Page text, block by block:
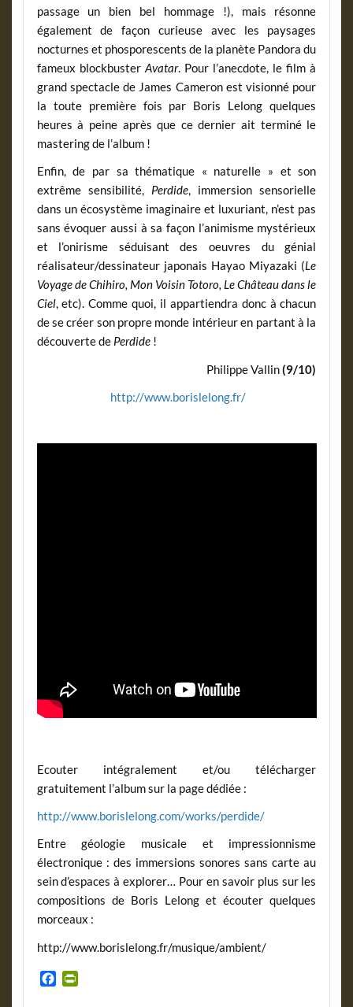
passage un bien bel hommage !), mais résonne
également de façon curieuse avec les paysages
nocturnes et phosporescents de la planète Pandora du
fameux blockbuster Avatar. Pour l’anecdote, le film à
grand spectacle de James Cameron est visionné pour
la toute première fois par Boris Lelong quelques
heures à peine après que ce dernier ait terminé le
mastering de l’album !
Enfin, de par sa thématique « naturelle » et son
extrême sensibilité, Perdide, immersion sensorielle
dans un écosystème imaginaire et luxuriant, n’est pas
sans évoquer aussi à sa façon l’animisme mystérieux
et l’onirisme séduisant des oeuvres du génial
réalisateur/dessinateur japonais Hayao Miyazaki (Le
Voyage de Chihiro, Mon Voisin Totoro, Le Château dans le
Ciel, etc). Comme quoi, il appartiendra donc à chacun
de se créer son propre monde intérieur en partant à la
découverte de Perdide!
Philippe Vallin(9/10)
http://www.borislelong.fr/
Ecouter intégralement et/ou télécharger
gratuitement l’album sur la page dédiée :
http://www.borislelong.com/works/perdide/
Entre géologie musicale et impressionnisme
électronique : des immersions sonores sans carte au
sein d’espaces à explorer… Pour en savoir plus sur les
compositions de Boris Lelong et écouter quelques
morceaux :
http://www.borislelong.fr/musique/ambient/